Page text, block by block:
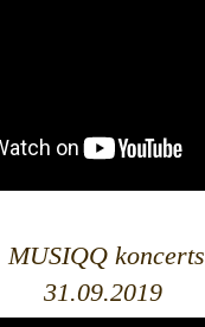
MUSIQQ koncerts
31.09.2019